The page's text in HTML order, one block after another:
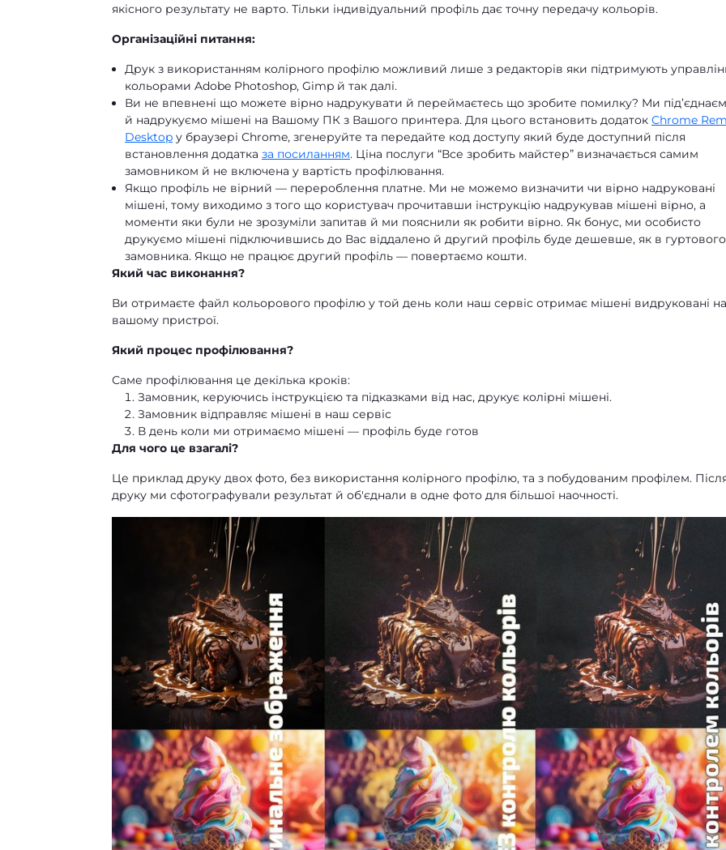
якісного результату не варто. Тільки індивідуальний профіль дає точну передачу кольорів.
Організаційні питання:
Друк з використанням колірного профілю можливий лише з редакторів яки підтримують
кольорами Adobe Photoshop, Gimp й так далі.
Ви не впевнені що можете вірно надрукувати й переймаєтесь що зробите помилку? Ми
й надрукуємо мішені на Вашому ПК з Вашого принтера. Для цього встановить додаток Chrome
Desktop у браузері Сhrome, згенеруйте та передайте код доступу який буде доступний після
встановлення додатка за посиланням. Ціна послуги “Все зробить майстер” визначається самим
замовником й не включена у вартість профілювання.
Якщо профіль не вірний — перероблення платне. Ми не можемо визначити чи вірно надруковані
мішені, тому виходимо з того що користувач прочитавши інструкцію надрукував мішені вірно, а
моменти яки були не зрозуміли запитав й ми пояснили як робити вірно. Як бонус, ми особисто
друкуємо мішені підключившись до Вас віддалено й другий профіль буде дешевше, як в гуртового
замовника. Якщо не працює другий профіль — повертаємо кошти.
Який час виконання?
Ви отримаєте файл кольорового профілю у той день коли наш сервіс отримає мішені видруковані на
вашому пристрої.
Який процес профілювання?
Саме профілювання це декілька кроків:
Замовник, керуючись інструкцією та підказками від нас, друкує колірні мішені.
Замовник відправляє мішені в наш сервіс
В день коли ми отримаємо мішені — профіль буде готов
Для чого це взагалі?
Це приклад друку двох фото, без використання колірного профілю, та з побудованим профілем.
друку ми сфотографували результат й об'єднали в одне фото для більшої наочності.